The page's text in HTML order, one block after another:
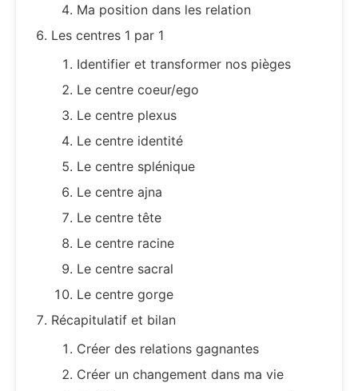
Ma position dans les relation
Les centres 1 par 1
Identifier et transformer nos pièges
Le centre coeur/ego
Le centre plexus
Le centre identité
Le centre splénique
Le centre ajna
Le centre tête
Le centre racine
Le centre sacral
Le centre gorge
Récapitulatif et bilan
Créer des relations gagnantes
Créer un changement dans ma vie